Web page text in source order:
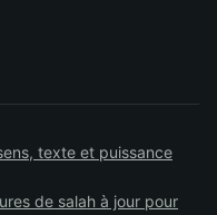
texte et puissance
de salah à jour pour